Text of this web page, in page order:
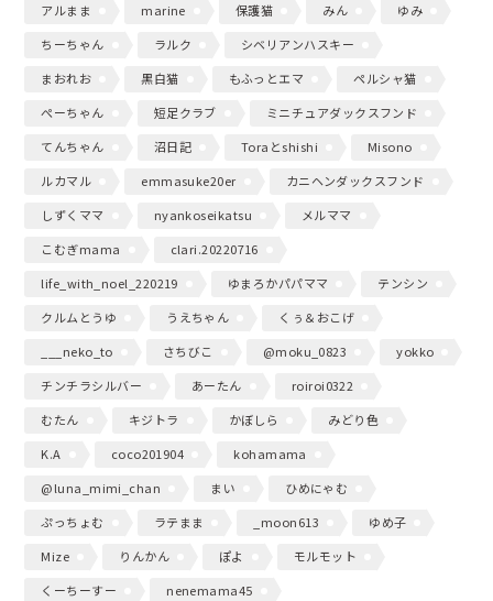
アルまま
marine 保護猫 みん
ゆみ
ちーちゃん
ラルク
シベリアンハスキー
まおれお
黒白猫 もふっとエマ
ペルシャ猫
ぺーちゃん
短足クラブ
ミニチュアダックスフンド
てんちゃん
沼日記 Toraとshishi
Misono
ルカマル
emmasuke20er
カニヘンダックスフンド
しずくママ
nyankoseikatsu
メルママ
こむぎmama
clari.20220716
life_with_noel_220219
ゆまろかパパママ
テンシン
クルムとうゆ
うえちゃん
くぅ＆おこげ
___neko_to
さちびこ @moku_0823
yokko
チンチラシルバー
あーたん
roiroi0322
むたん
キジトラ かぼしら
みどり色
K.A
coco201904
kohamama
@luna_mimi_chan
まい
ひめにゃむ
ぷっちょむ
ラテまま _moon613
ゆめ子
Mize
りんかん ぽよ
モルモット
くーちーすー
nenemama45